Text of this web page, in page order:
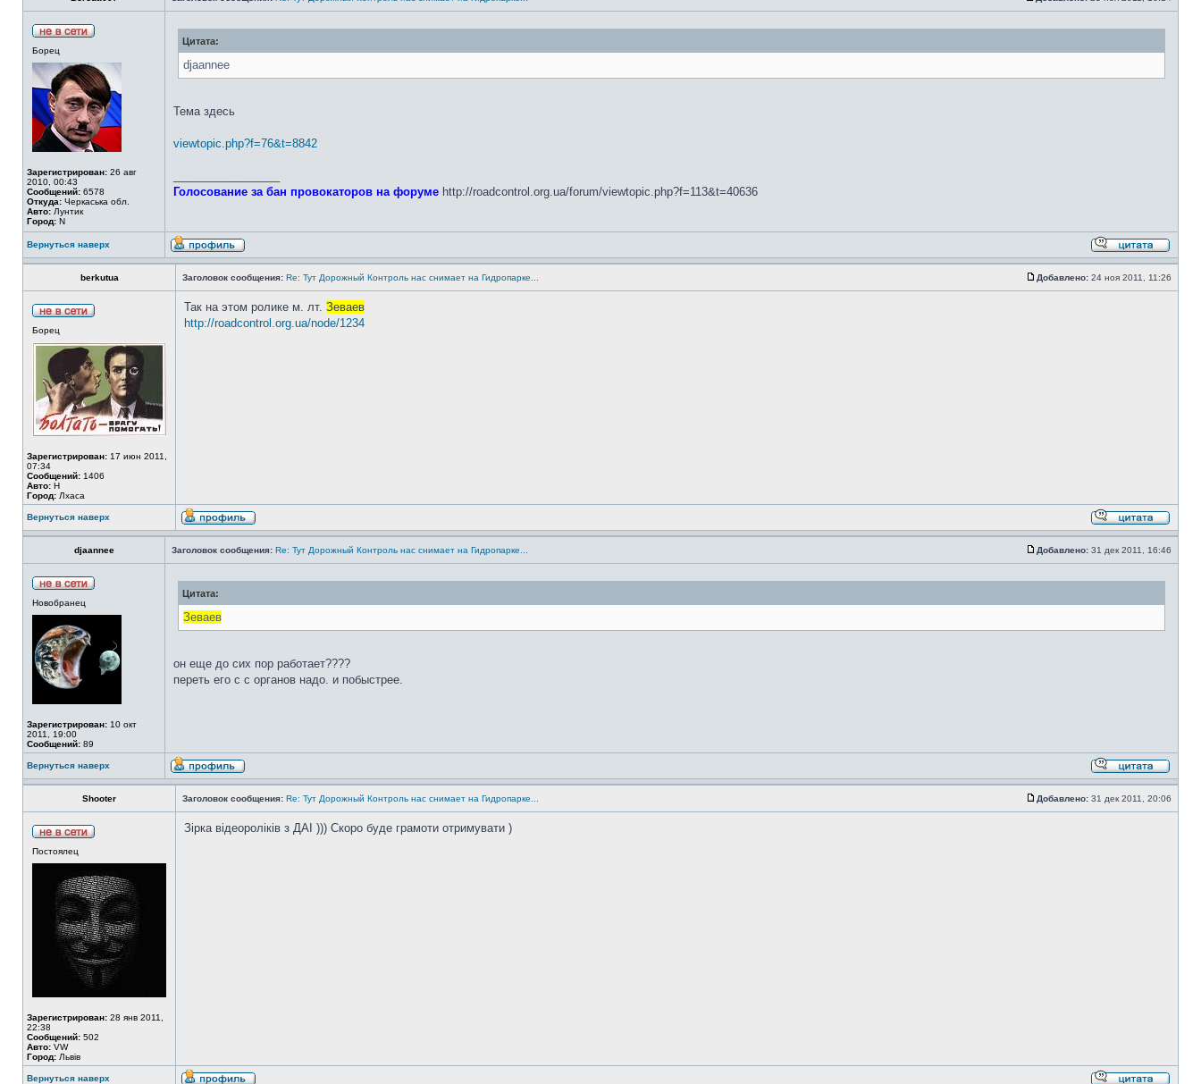
Борец
Зарегистрирован: 26 авг
2010, 00:43
Сообщений: 6578
Откуда: Черкаська обл.
Авто: Лунтик
Город: N
Цитата:
djaannee
Тема здесь
viewtopic.php?f=76&t=8842
Голосование за бан провокаторов на форуме http://roadcontrol.org.ua/forum/viewtopic.php?f=113&t=40636
Вернуться наверх
berkutua Заголовок сообщения: Re: Тут Дорожный Контроль нас снимает на Гидропарке... Добавлено: 24 ноя 2011, 11:26
Борец
Зарегистрирован: 17 июн 2011,
07:34
Сообщений: 1406
Авто: H
Город: Лхаса
Так на этом ролике м. лт. Зеваев
http://roadcontrol.org.ua/node/1234
Вернуться наверх
djaannee Заголовок сообщения: Re: Тут Дорожный Контроль нас снимает на Гидропарке... Добавлено: 31 дек 2011, 16:46
Новобранец
Зарегистрирован: 10 окт
2011, 19:00
Сообщений: 89
Цитата:
Зеваев
он еще до сих пор работает????
переть его с с органов надо. и побыстрее.
Вернуться наверх
Shooter Заголовок сообщения: Re: Тут Дорожный Контроль нас снимает на Гидропарке... Добавлено: 31 дек 2011, 20:06
Постоялец
Зарегистрирован: 28 янв 2011,
22:38
Сообщений: 502
Авто: VW
Город: Львів
Зірка відеороліків з ДАІ ))) Скоро буде грамоти отримувати )
Вернуться наверх